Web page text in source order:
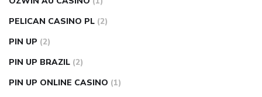
PELICAN CASINO PL (2)
PIN UP (2)
PIN UP BRAZIL (2)
PIN UP ONLINE CASINO (1)